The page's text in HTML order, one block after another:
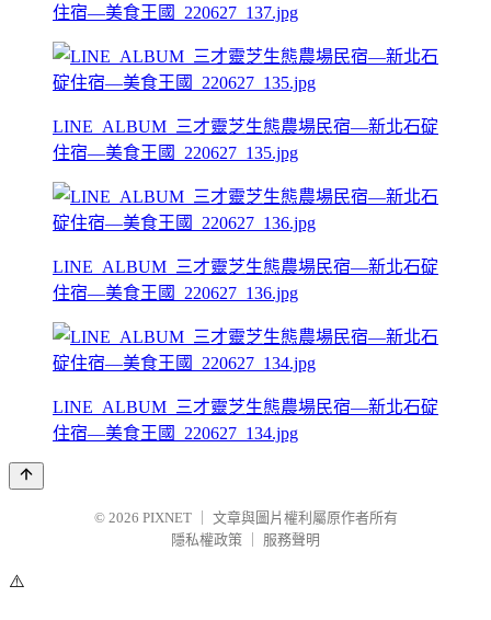
住宿—美食王國_220627_137.jpg
LINE_ALBUM_三才靈芝生態農場民宿—新北石碇
住宿—美食王國_220627_135.jpg
LINE_ALBUM_三才靈芝生態農場民宿—新北石碇
住宿—美食王國_220627_136.jpg
LINE_ALBUM_三才靈芝生態農場民宿—新北石碇
住宿—美食王國_220627_134.jpg
© 2026 PIXNET
文章與圖片權利屬原作者所有
隱私權政策
服務聲明
⚠️